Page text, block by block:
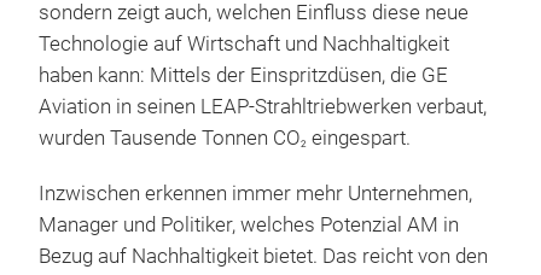
sondern zeigt auch, welchen Einfluss diese neue
Technologie auf Wirtschaft und Nachhaltigkeit
haben kann: Mittels der Einspritzdüsen, die GE
Aviation in seinen LEAP-Strahltriebwerken verbaut,
wurden Tausende Tonnen CO2 eingespart.
Inzwischen erkennen immer mehr Unternehmen,
Manager und Politiker, welches Potenzial AM in
Bezug auf Nachhaltigkeit bietet. Das reicht von den